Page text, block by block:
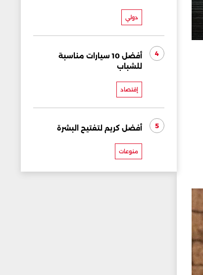
دولي
4
أفضل 10 سيارات مناسبة
للشباب
إقتصاد
5 أفضل كريم لتفتيح البشرة
منوعات